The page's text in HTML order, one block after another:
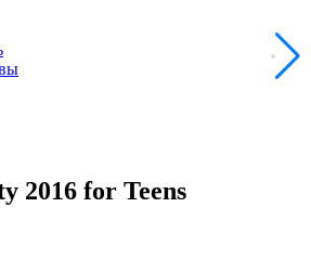
2016 for Teens